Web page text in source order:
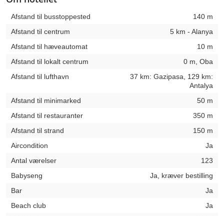
Afstand til busstoppested
140 m
Afstand til centrum
5 km - Alanya
Afstand til hæveautomat
10 m
Afstand til lokalt centrum
0 m, Oba
Afstand til lufthavn
37 km: Gazipasa, 129 km:
Antalya
Afstand til minimarked
50 m
Afstand til restauranter
350 m
Afstand til strand
150 m
Aircondition
Ja
Antal værelser
123
Babyseng
Ja, kræver bestilling
Bar
Ja
Beach club
Ja